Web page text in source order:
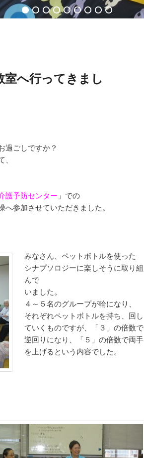
へ行ってきまし
過ごしですか？
護予防センター 」での
へ参加させていただきました。
みなさん、ペットボトルを使った
シナプソロジーに楽しそうに取り組
んで
いました。
４～５名のグループが輪になり、
それぞれペットボトルを持ち、回し
ていくものですが、「３」の倍数で
逆回りになり、「５」の倍数で両手
を上げるという内容でした。